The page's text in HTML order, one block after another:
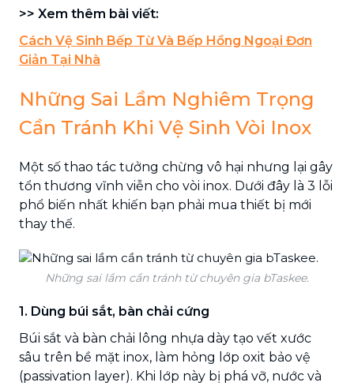
>> Xem thêm bài viết:
Cách Vệ Sinh Bếp Từ Và Bếp Hồng Ngoại Đơn
Giản Tại Nhà
Những Sai Lầm Nghiêm Trọng
Cần Tránh Khi Vệ Sinh Vòi Inox
Một số thao tác tưởng chừng vô hại nhưng lại gây
tổn thương vĩnh viễn cho vòi inox. Dưới đây là 3 lỗi
phổ biến nhất khiến bạn phải mua thiết bị mới
thay thế.
Những sai lầm cần tránh từ chuyên gia bTaskee.
1. Dùng búi sắt, bàn chải cứng
Búi sắt và bàn chải lông nhựa dày tạo vết xước
sâu trên bề mặt inox, làm hỏng lớp oxit bảo vệ
(passivation layer). Khi lớp này bị phá vỡ, nước và